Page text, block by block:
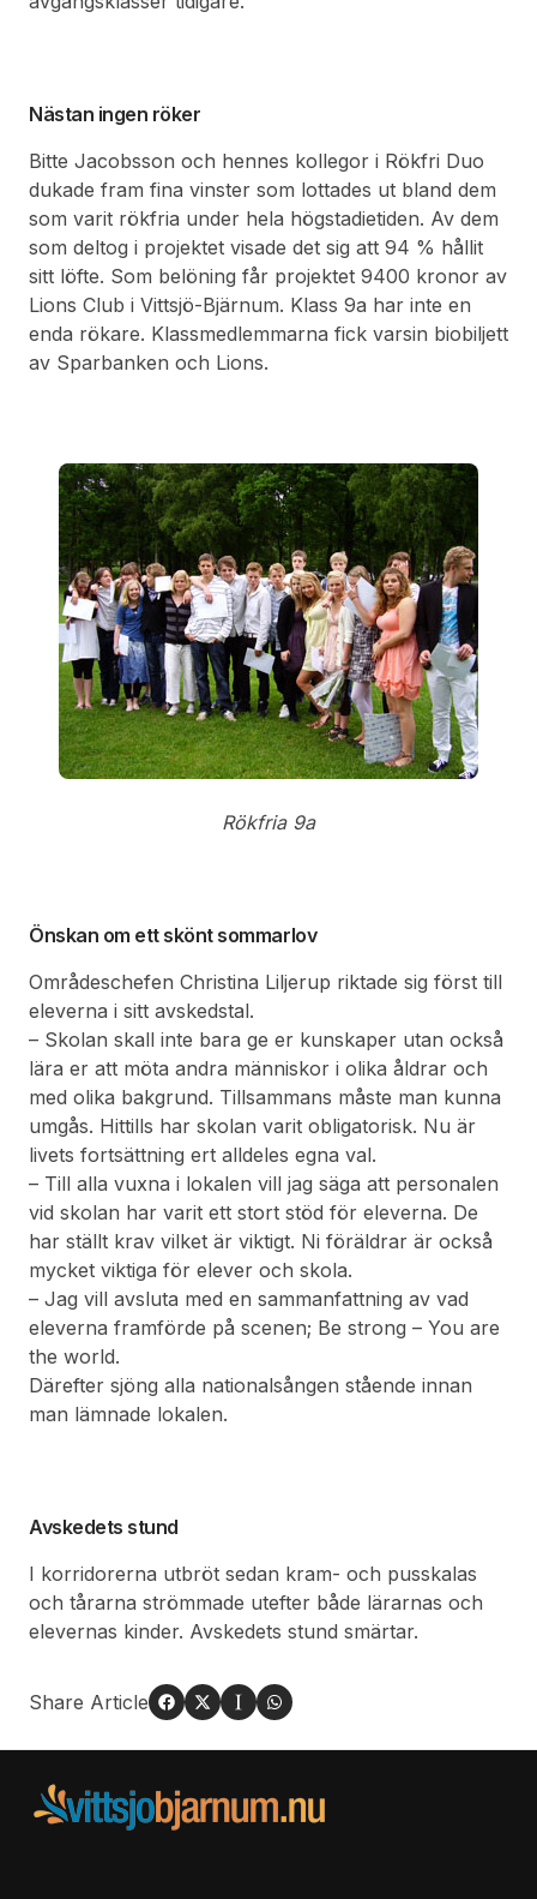
Nästan ingen röker
Bitte Jacobsson och hennes kollegor i Rökfri Duo
dukade fram fina vinster som lottades ut bland dem
som varit rökfria under hela högstadietiden. Av dem
som deltog i projektet visade det sig att 94 % hållit
sitt löfte. Som belöning får projektet 9400 kronor av
Lions Club i Vittsjö-Bjärnum. Klass 9a har inte en
enda rökare. Klassmedlemmarna fick varsin biobiljett
av Sparbanken och Lions.
Rökfria 9a
Önskan om ett skönt sommarlov
Områdeschefen Christina Liljerup riktade sig först till
eleverna i sitt avskedstal.
– Skolan skall inte bara ge er kunskaper utan också
lära er att möta andra människor i olika åldrar och
med olika bakgrund. Tillsammans måste man kunna
umgås. Hittills har skolan varit obligatorisk. Nu är
livets fortsättning ert alldeles egna val.
– Till alla vuxna i lokalen vill jag säga att personalen
vid skolan har varit ett stort stöd för eleverna. De
har ställt krav vilket är viktigt. Ni föräldrar är också
mycket viktiga för elever och skola.
– Jag vill avsluta med en sammanfattning av vad
eleverna framförde på scenen; Be strong – You are
the world.
Därefter sjöng alla nationalsången stående innan
man lämnade lokalen.
Avskedets stund
I korridorerna utbröt sedan kram- och pusskalas
och tårarna strömmade utefter både lärarnas och
elevernas kinder. Avskedets stund smärtar.
Share Article